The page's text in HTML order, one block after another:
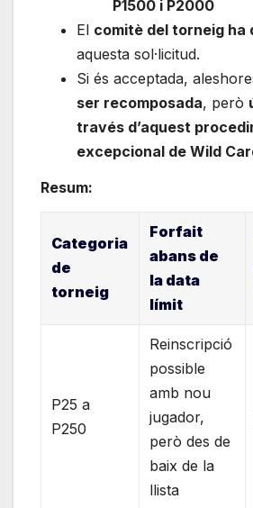
P1500 i P2000
El comitè del torneig ha
aquesta sol·licitud.
Si és acceptada,
ser recomposada, però
través d’aquest
excepcional de Wild
Resum:
Categoria
de
torneig
Forfait
abans de
la data
límit
P25 a
P250
Reinscripció
possible
amb nou
jugador,
però des de
baix de la
llista